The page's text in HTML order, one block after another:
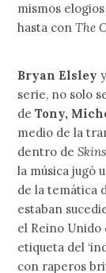
mismos
hasta conThe
Bryan Elsley y
serie, no solo
deTony,
medio de la
dentro deSkins
la música jugó
de la temática
estaban
el Reino
etiqueta del
con raperos